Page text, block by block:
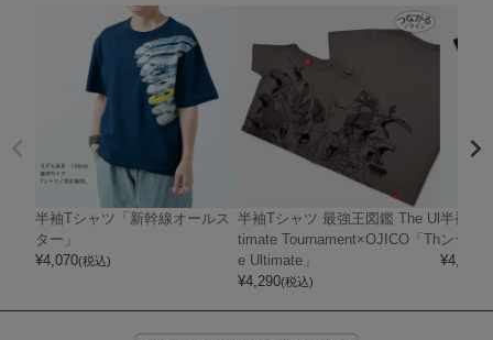
半袖Tシャツ「新幹線オールス
ター」
¥4,070(税込)
半袖Tシャツ 最強王図鑑 The Ul
timate Tournament×OJICO「Th
e Ultimate」
¥4,290(税込)
半袖T
ンディ
¥4,400